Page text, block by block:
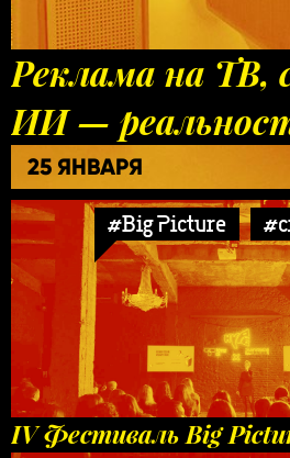
Реклама на ТВ,
ИИ —
25 ЯНВАРЯ
#Big Picture
IV Фестиваль Big